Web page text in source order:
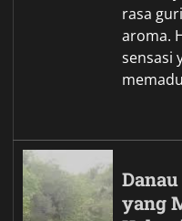
rasa
aroma.
sensasi
yang